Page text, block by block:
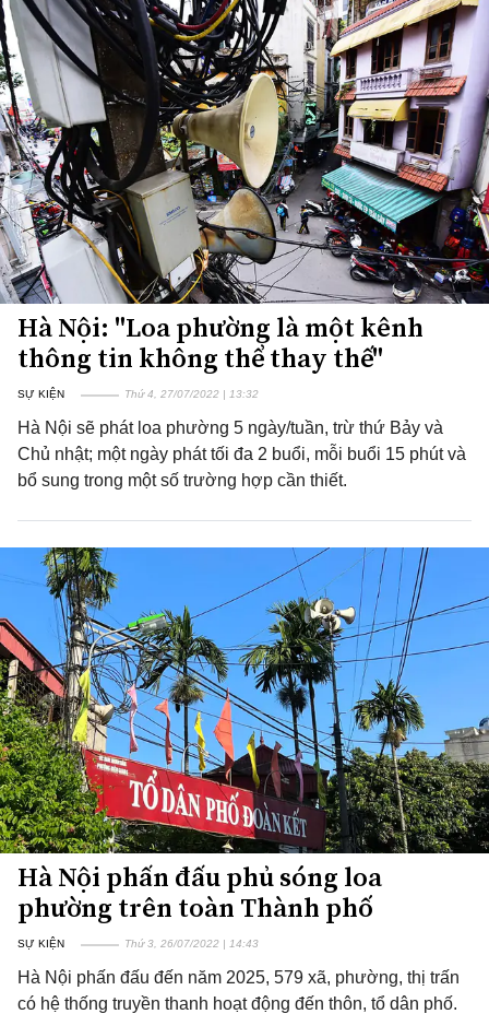
Hà Nội: "Loa phường là một kênh
thông tin không thể thay thế"
SỰ KIỆN Thứ 4, 27/07/2022 | 13:32
Hà Nội sẽ phát loa phường 5 ngày/tuần, trừ thứ Bảy và
Chủ nhật; một ngày phát tối đa 2 buổi, mỗi buổi 15 phút và
bổ sung trong một số trường hợp cần thiết.
Hà Nội phấn đấu phủ sóng loa
phường trên toàn Thành phố
SỰ KIỆN Thứ 3, 26/07/2022 | 14:43
Hà Nội phấn đấu đến năm 2025, 579 xã, phường, thị trấn
có hệ thống truyền thanh hoạt động đến thôn, tổ dân phố.